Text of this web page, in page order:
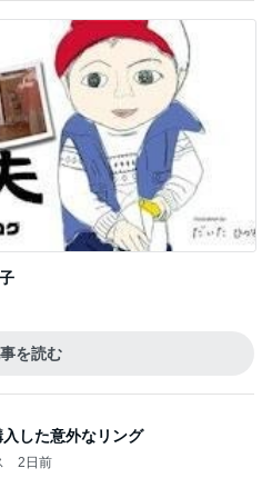
を読む
した意外なリング
2日前